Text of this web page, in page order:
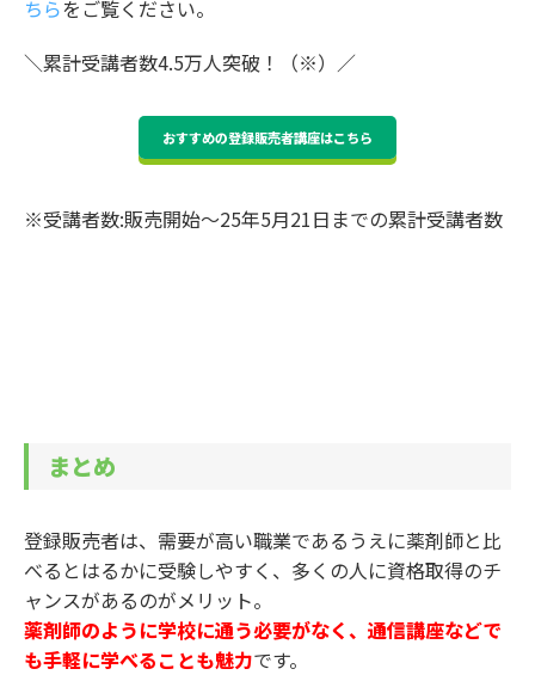
ちらをご覧ください。
＼累計受講者数4.5万人突破！（※）／
おすすめの登録販売者講座はこちら
※受講者数:販売開始～25年5月21日までの累計受講者数
まとめ
登録販売者は、需要が高い職業であるうえに薬剤師と比
べるとはるかに受験しやすく、多くの人に資格取得のチ
ャンスがあるのがメリット。
薬剤師のように学校に通う必要がなく、通信講座などで
も手軽に学べることも魅力です。